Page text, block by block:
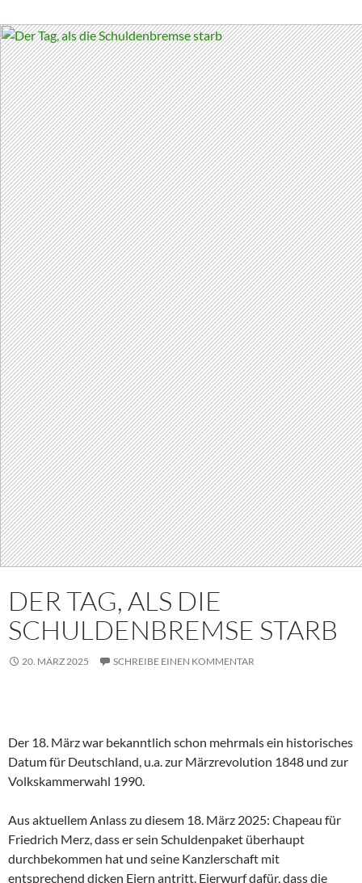
DER TAG, ALS DIE
SCHULDENBREMSE STARB
20. MÄRZ 2025 SCHREIBE EINEN KOMMENTAR
Der 18. März war bekanntlich schon mehrmals ein historisches
Datum für Deutschland, u.a. zur Märzrevolution 1848 und zur
Volkskammerwahl 1990.
Aus aktuellem Anlass zu diesem 18. März 2025: Chapeau für
Friedrich Merz, dass er sein Schuldenpaket überhaupt
durchbekommen hat und seine Kanzlerschaft mit
entsprechend dicken Eiern antritt. Eierwurf dafür, dass die